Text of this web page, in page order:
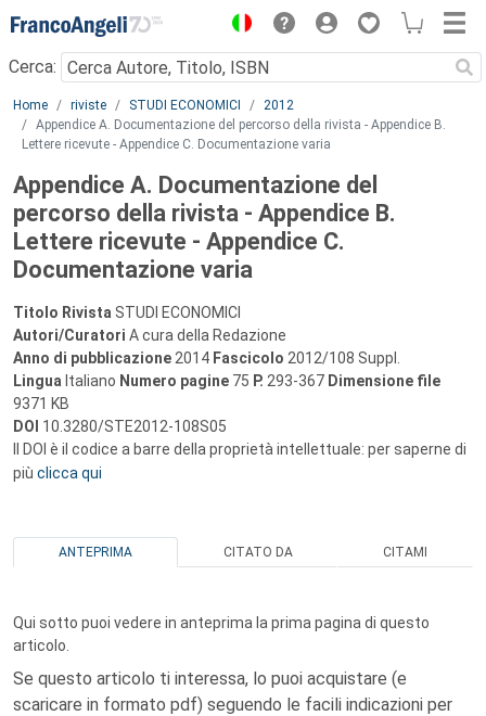
Menu
Cerca:
Main content
Home riviste STUDI ECONOMICI
2012
Appendice A. Documentazione del percorso della rivista - Appendice B.
Lettere ricevute - Appendice C. Documentazione varia
Appendice A. Documentazione del
percorso della rivista - Appendice B.
Lettere ricevute - Appendice C.
Documentazione varia
Titolo Rivista STUDI ECONOMICI
Autori/Curatori A cura della Redazione
Anno di pubblicazione 2014 Fascicolo 2012/108 Suppl.
Lingua Italiano Numero pagine 75 P. 293-367 Dimensione file
9371 KB
DOI 10.3280/STE2012-108S05
Il DOI è il codice a barre della proprietà intellettuale: per saperne di
più clicca qui
ANTEPRIMA CITATO DA CITAMI
Qui sotto puoi vedere in anteprima la prima pagina di questo
articolo.
Se questo articolo ti interessa, lo puoi acquistare (e
scaricare in formato pdf) seguendo le facili indicazioni per